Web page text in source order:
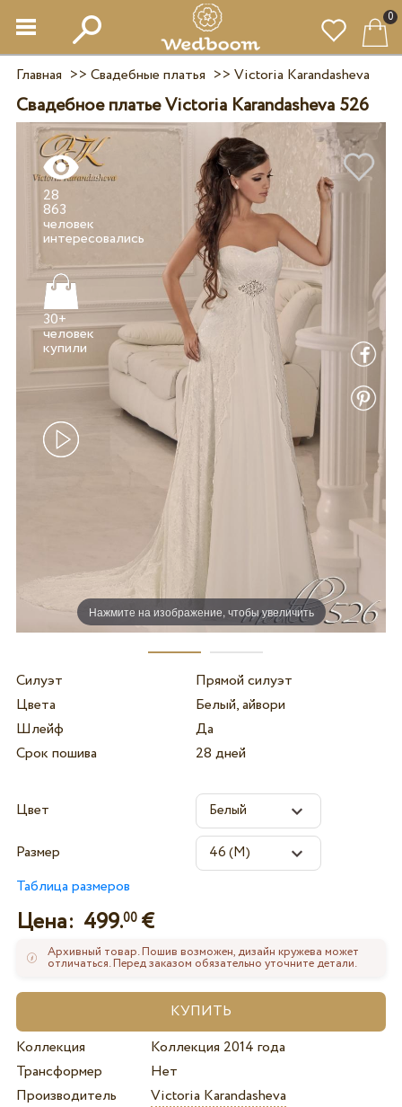
0
Главная >> Свадебные платья >> Victoria Karandasheva
Свадебное платье Victoria Karandasheva 526
Нажмите на изображение, чтобы увеличить
28
863
человек
30+
человек
Силуэт
Прямой силуэт
Цвета
Белый, айвори
Шлейф
Да
Срок пошива
28 дней
Цвет
Размер
Таблица размеров
Цена: 499.00€
Архивный товар. Пошив возможен, дизайн кружева может
отличаться. Перед заказом обязательно уточните детали.
Коллекция
Коллекция 2014 года
Трансформер
Нет
Производитель
Victoria Karandasheva